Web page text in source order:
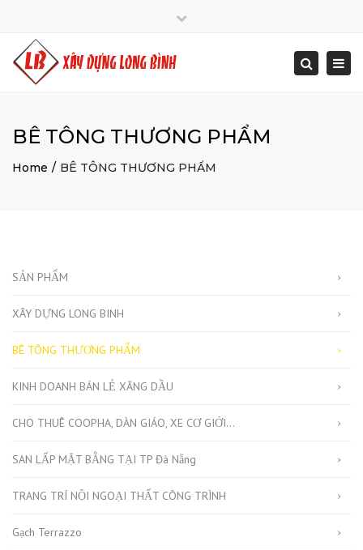
Mon - Sat: 7:00 - 17:00
+ 84 934 0000 25
info@xaydunglongbinh.com
Search
BÊ TÔNG THƯƠNG PHẨM
Home BÊ TÔNG THƯƠNG PHẨM
SẢN PHẨM
XÂY DỰNG LONG BINH
BÊ TÔNG THƯƠNG PHẨM
KINH DOANH BÁN LẺ XĂNG DẦU
CHO THUÊ COOPHA, DÀN GIÁO, XE CƠ GIỚI…
SAN LẤP MẶT BẰNG TẠI TP Đà Nẵng
TRANG TRÍ NỘI NGOẠI THẤT CÔNG TRÌNH
Gạch Terrazzo